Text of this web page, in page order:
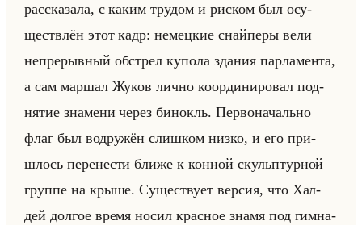
рас­ска­за­ла, с каким тру­дом и риском был осу­
ществ­лён этот кадр: немец­кие снайпе­ры вели
непре­рыв­ный об­стрел ку­по­ла зда­ния пар­ла­мен­та,
а сам мар­шал Жуков лично ко­ор­ди­ни­ро­вал под­
ня­тие зна­ме­ни через би­нокль. Пер­во­на­чально
флаг был во­дру­жён слиш­ком низко, и его при­
шлось пе­ре­не­сти ближе к кон­ной скульп­тур­ной
груп­пе на крыше. Су­ще­ству­ет вер­сия, что Хал­
дей дол­гое время носил крас­ное знамя под гим­на­